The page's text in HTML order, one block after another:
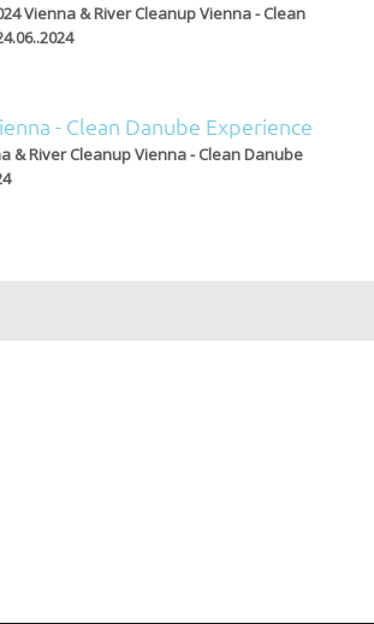
Vienna & River Cleanup Vienna - Clean
- Clean Danube Experience
& River Cleanup Vienna - Clean Danube